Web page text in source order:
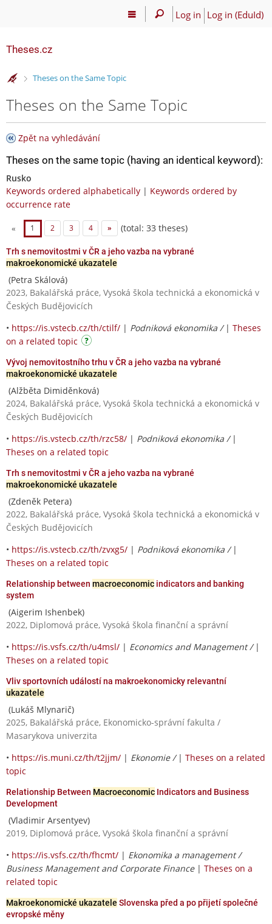
Log in Log in (EduId)
Theses.cz
>
Theses on the Same Topic
Theses on the Same Topic
Zpět na vyhledávání
Theses on the same topic (having an identical keyword):
Rusko
Keywords ordered alphabetically | Keywords ordered by
occurrence rate
« 1 2 3 4 » (total: 33 theses)
Trh s nemovitostmi v ČR a jeho vazba na vybrané
makroekonomické ukazatele
(Petra Skálová)
2023, Bakalářská práce, Vysoká škola technická a ekonomická v
Českých Budějovicích
• https://is.vstecb.cz/th/ctilf/ | Podniková ekonomika / | Theses
on a related topic
Vývoj nemovitostního trhu v ČR a jeho vazba na vybrané
makroekonomické ukazatele
(Alžběta Dimiděnková)
2024, Bakalářská práce, Vysoká škola technická a ekonomická v
Českých Budějovicích
• https://is.vstecb.cz/th/rzc58/ | Podniková ekonomika / |
Theses on a related topic
Trh s nemovitostmi v ČR a jeho vazba na vybrané
makroekonomické ukazatele
(Zdeněk Petera)
2022, Bakalářská práce, Vysoká škola technická a ekonomická v
Českých Budějovicích
• https://is.vstecb.cz/th/zvxg5/ | Podniková ekonomika / |
Theses on a related topic
Relationship between macroeconomic indicators and banking
system
(Aigerim Ishenbek)
2022, Diplomová práce, Vysoká škola finanční a správní
• https://is.vsfs.cz/th/u4msl/ | Economics and Management / |
Theses on a related topic
Vliv sportovních událostí na makroekonomicky relevantní
ukazatele
(Lukáš Mlynarič)
2025, Bakalářská práce, Ekonomicko-správní fakulta /
Masarykova univerzita
• https://is.muni.cz/th/t2jjm/ | Ekonomie / | Theses on a related
topic
Relationship Between Macroeconomic Indicators and Business
Development
(Vladimir Arsentyev)
2019, Diplomová práce, Vysoká škola finanční a správní
• https://is.vsfs.cz/th/fhcmt/ | Ekonomika a management /
Business Management and Corporate Finance| Theses on a
related topic
Makroekonomické ukazatele Slovenska před a po přijetí společné
evropské měny